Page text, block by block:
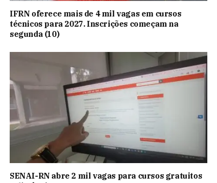
IFRN oferece mais de 4 mil vagas em cursos
técnicos para 2027. Inscrições começam na
segunda (10)
SENAI-RN abre 2 mil vagas para cursos gratuitos